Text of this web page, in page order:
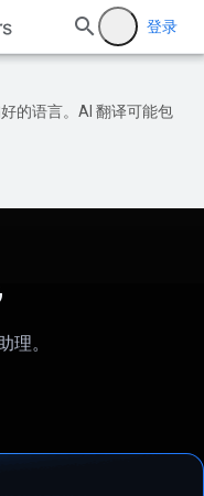
登录
的语言。AI 翻译可能包
理。